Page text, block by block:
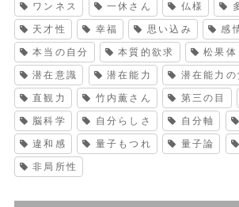
ワンネス 一休さん 仏様
天才性 幸福 思い込み 感
本当の自分 本質的欲求 松果体
潜在意識 潜在能力 潜在能力の
直観力 竹内薫さん 第三の目
脳科学 自分らしさ 自分軸
違和感 量子もつれ 量子論
非局所性